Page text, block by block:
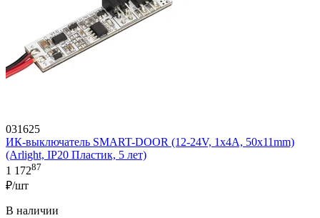
031625
ИК-выключатель SMART-DOOR (12-24V, 1х4А, 50x11mm)
(Arlight, IP20 Пластик, 5 лет)
1 17287
₽/шт
В наличии